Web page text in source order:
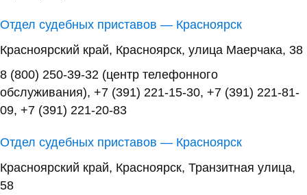
Отдел судебных приставов — Красноярск
Красноярский край, Красноярск, улица Маерчака, 38
8 (800) 250-39-32 (центр телефонного
обслуживания), +7 (391) 221-15-30, +7 (391) 221-81-
09, +7 (391) 221-20-83
Отдел судебных приставов — Красноярск
Красноярский край, Красноярск, Транзитная улица,
58